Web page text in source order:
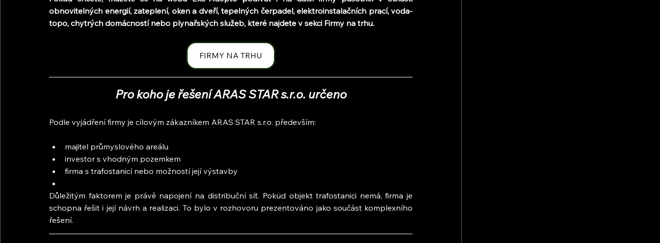
obnovitelných energií, zateplení, oken a dveří, tepelných čerpadel, elektroinstalačních prací, voda-
topo, chytrých domácností nebo plynařských služeb, které najdete v sekci Firmy na trhu.
FIRMY NA TRHU
Pro koho je řešení ARAS STAR s.r.o. určeno
Podle vyjádření firmy je cílovým zákazníkem ARAS STAR s.r.o. především:
majitel průmyslového areálu
investor s vhodným pozemkem
firma s trafostanicí nebo možností její výstavby
Důležitým faktorem je právě napojení na distribuční síť. Pokud objekt trafostanici nemá, firma je
schopna řešit i její návrh a realizaci. To bylo v rozhovoru prezentováno jako součást komplexního
řešení.